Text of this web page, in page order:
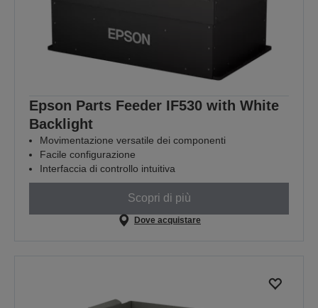
Epson Parts Feeder IF530 with White
Backlight
Movimentazione versatile dei componenti
Facile configurazione
Interfaccia di controllo intuitiva
Scopri di più
Dove acquistare